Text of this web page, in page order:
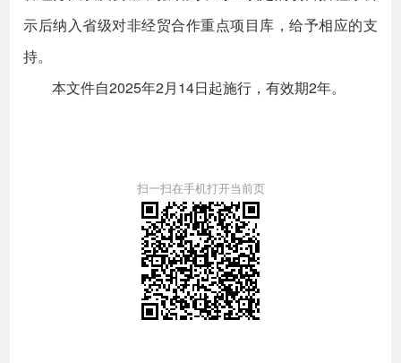
示后纳入省级对非经贸合作重点项目库，给予相应的支
持。
本文件自2025年2月14日起施行，有效期2年。
扫一扫在手机打开当前页